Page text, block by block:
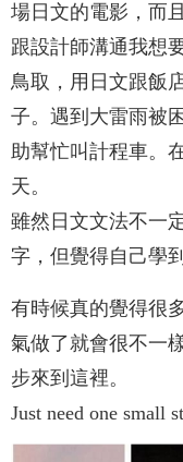
場日文的電影，而
跟設計師溝通我想
鳥取，用日文跟飯
子。遇到大雷雨被
助幫忙叫計程車。
天。
雖然日文文法不一
字，但覺得自己學
有時候真的覺得很
氣做了就會很不一
步來到這裡。
Just need one small